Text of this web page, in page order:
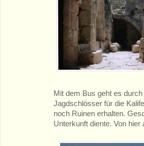
Mit dem Bus geht es
Jagdschlösser für die
noch Ruinen erhalten.
Unterkunft diente. Von